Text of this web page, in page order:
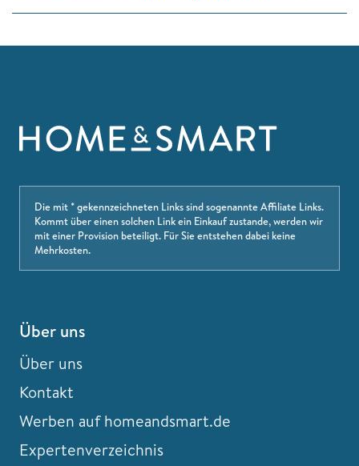
Die mit * gekennzeichneten Links sind sogenannte Affiliate Links.
Kommt über einen solchen Link ein Einkauf zustande, werden wir
mit einer Provision beteiligt. Für Sie entstehen dabei keine
Mehrkosten.
Über uns
Über uns
Kontakt
Werben auf homeandsmart.de
Expertenverzeichnis